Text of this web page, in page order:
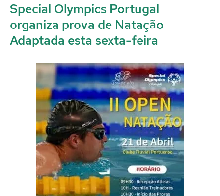
Special Olympics Portugal
organiza prova de Natação
Adaptada esta sexta-feira